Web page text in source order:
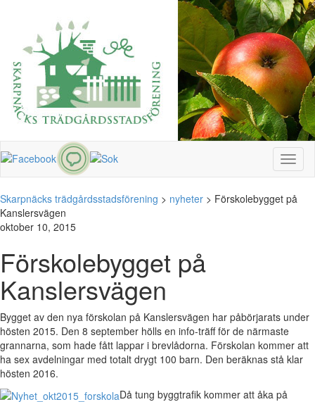
Skarpnäcks trädgårdsstadsförening > nyheter > Förskolebygget på
Kanslersvägen
oktober 10, 2015
Förskolebygget på
Kanslersvägen
Bygget av den nya förskolan på Kanslersvägen har påbörjarats under
hösten 2015. Den 8 september hölls en info-träff för de närmaste
grannarna, som hade fått lappar i brevlådorna. Förskolan kommer att
ha sex avdelningar med totalt drygt 100 barn. Den beräknas stå klar
hösten 2016.
Då tung byggtrafik kommer att åka på